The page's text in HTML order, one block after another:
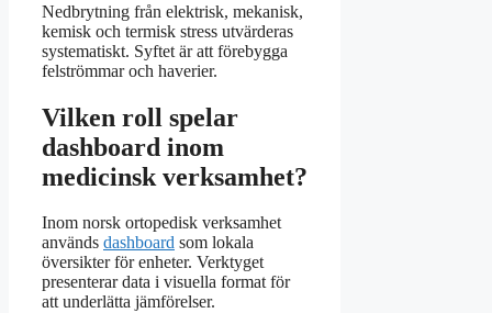
Nedbrytning från elektrisk, mekanisk,
kemisk och termisk stress utvärderas
systematiskt. Syftet är att förebygga
felströmmar och haverier.
Vilken roll spelar
dashboard inom
medicinsk verksamhet?
Inom norsk ortopedisk verksamhet
används dashboard som lokala
översikter för enheter. Verktyget
presenterar data i visuella format för
att underlätta jämförelser.